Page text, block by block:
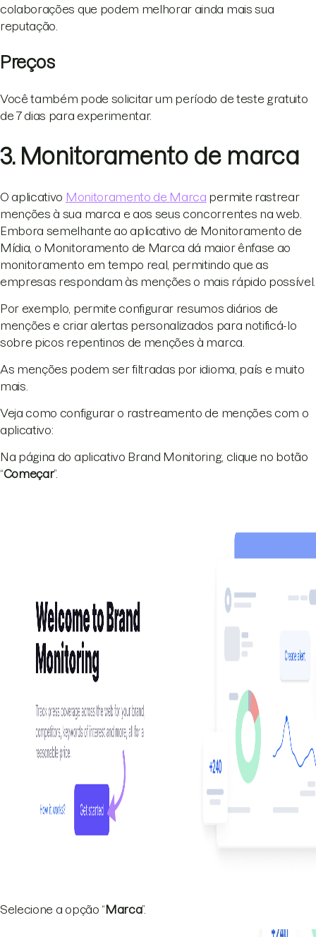
colaborações que podem melhorar ainda mais sua
reputação.
Preços
Você também pode solicitar um período de teste gratuito
de 7 dias para experimentar.
3. Monitoramento de marca
O aplicativo Monitoramento de Marca permite rastrear
menções à sua marca e aos seus concorrentes na web.
Embora semelhante ao aplicativo de Monitoramento de
Mídia, o Monitoramento de Marca dá maior ênfase ao
monitoramento em tempo real, permitindo que as
empresas respondam às menções o mais rápido possível.
Por exemplo, permite configurar resumos diários de
menções e criar alertas personalizados para notificá-lo
sobre picos repentinos de menções à marca.
As menções podem ser filtradas por idioma, país e muito
mais.
Veja como configurar o rastreamento de menções com o
aplicativo:
Na página do aplicativo Brand Monitoring, clique no botão
“Começar”.
Selecione a opção “ Marca”.